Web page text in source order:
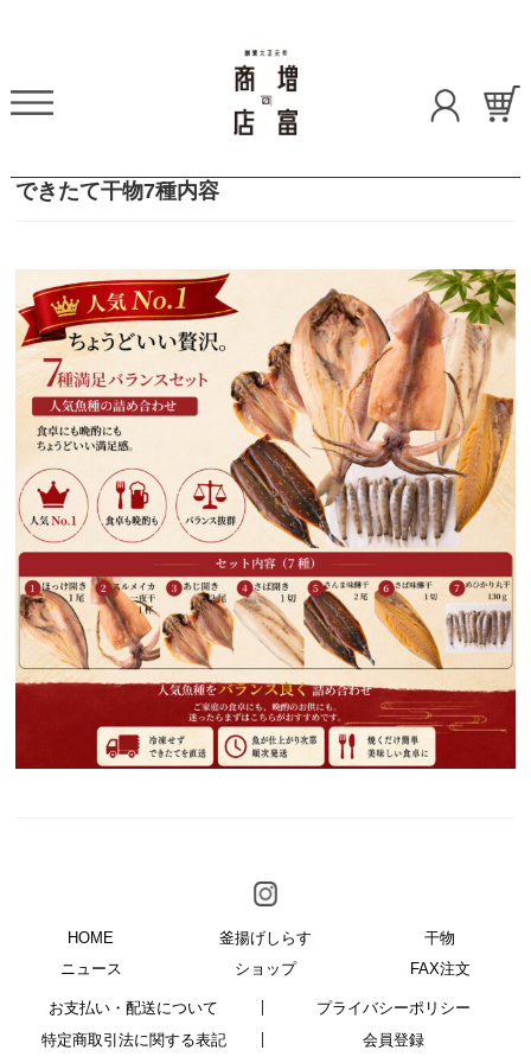
できたて干物7種内容
HOME 釜揚げしらす
干物
ニュース
ショップ FAX注文
お支払い・配送について
プライバシーポリシー
特定商取引法に関する表記
会員登録